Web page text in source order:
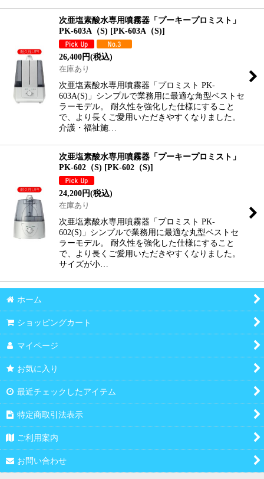
次亜塩素酸水専用噴霧器「プーキープロミスト」
PK-603A（S) [PK-603A（S)]
26,400円(税込)
在庫あり
次亜塩素酸水専用噴霧器「プロミスト PK-
603A(S)」シンプルで業務用に最適な角型ベストセ
ラーモデル。 耐久性を強化した仕様にすること
で、より長くご愛用いただきやすくなりました。
介護・福祉施…
次亜塩素酸水専用噴霧器「プーキープロミスト」
PK-602（S) [PK-602（S)]
24,200円(税込)
在庫あり
次亜塩素酸水専用噴霧器「プロミスト PK-
602(S)」シンプルで業務用に最適な丸型ベストセ
ラーモデル。 耐久性を強化した仕様にすること
で、より長くご愛用いただきやすくなりました。
サイズが小…
ホーム
ショッピングカート
マイページ
お気に入り
最近チェックしたアイテム
特定商取引法表示
ご利用案内
お問い合わせ